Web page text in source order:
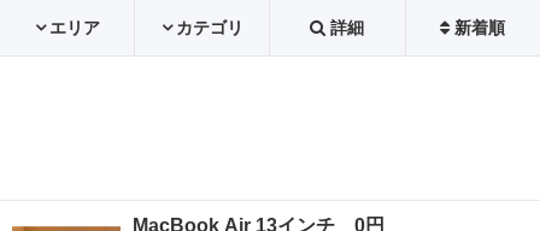
エリア カテゴリ 詳細 新着順
MacBook Air 13インチ 0円